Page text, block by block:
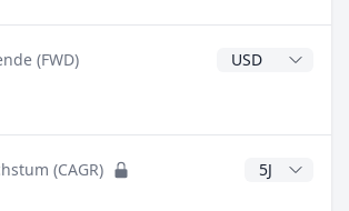
(FWD)
(CAGR) CAGR Jahre